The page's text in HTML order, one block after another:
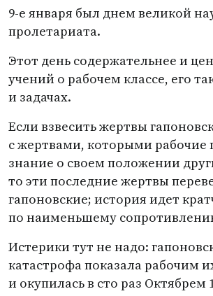
9-е января был днем великой
пролетариата.
Этот день содержательнее и
учений о рабочем классе, его
и задачах.
Если взвесить жертвы
с жертвами, которыми рабочие
знание о своем положении
то эти последние жертвы
гапоновские; история идет
по наименьшему
Истерики тут не надо:
катастрофа показала рабочим
и окупилась в сто раз Октябрем